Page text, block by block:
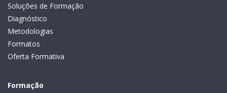
Soluções de Formação
Diagnóstico
Metodologias
Formatos
Oferta Formativa
Formação